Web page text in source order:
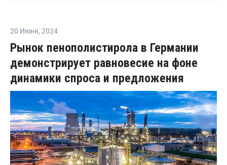
20 Июня, 2024
Рынок пенополистирола в Германии
демонстрирует равновесие на фоне
динамики спроса и предложения